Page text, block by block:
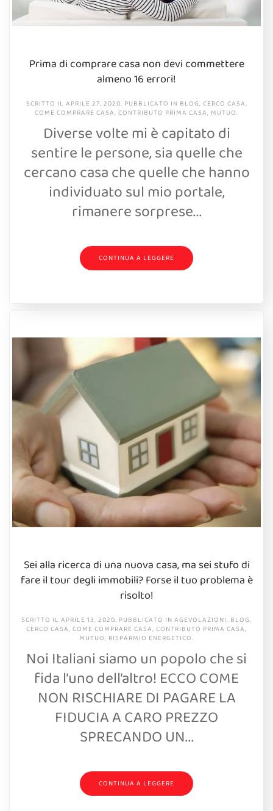
Prima di comprare casa non devi commettere
almeno 16 errori!
SCRITTO IL APRILE 27, 2020. PUBBLICATO IN BLOG, CERCO CASA,
COME COMPRARE CASA, CONTRIBUTO PRIMA CASA, MUTUO.
Diverse volte mi è capitato di
sentire le persone, sia quelle che
cercano casa che quelle che hanno
individuato sul mio portale,
rimanere sorprese...
CONTINUA A LEGGERE
Sei alla ricerca di una nuova casa, ma sei stufo di
fare il tour degli immobili? Forse il tuo problema è
risolto!
SCRITTO IL APRILE 13, 2020. PUBBLICATO IN AGEVOLAZIONI, BLOG,
CERCO CASA, COME COMPRARE CASA, CONTRIBUTO PRIMA CASA,
MUTUO, RISPARMIO ENERGETICO.
Noi Italiani siamo un popolo che si
fida l’uno dell’altro! ECCO COME
NON RISCHIARE DI PAGARE LA
FIDUCIA A CARO PREZZO
SPRECANDO UN...
CONTINUA A LEGGERE